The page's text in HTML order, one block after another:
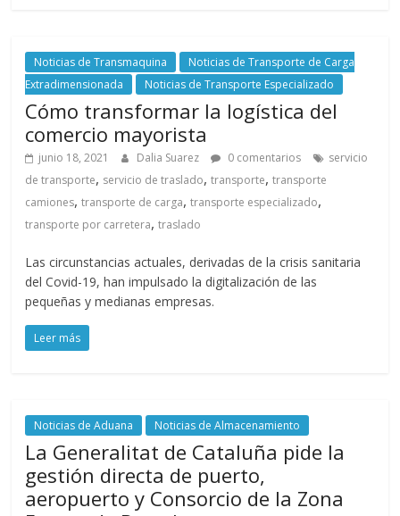
a
q
u
n
a
r
a
Noticias de Transmaquina
Noticias de Transporte de Carga
Extradimensionada
Noticias de Transporte Especializado
Cómo transformar la logística del
comercio mayorista
junio 18, 2021 Dalia Suarez 0 comentarios
servicio
de transporte, servicio de traslado,transporte,transporte
camiones,transporte de carga,transporte especializado,
transporte por carretera,traslado
Las circunstancias actuales, derivadas de la crisis sanitaria
del Covid-19, han impulsado la digitalización de las
pequeñas y medianas empresas.
Leer más
Noticias de Aduana Noticias de Almacenamiento
La Generalitat de Cataluña pide la
gestión directa de puerto,
aeropuerto y Consorcio de la Zona